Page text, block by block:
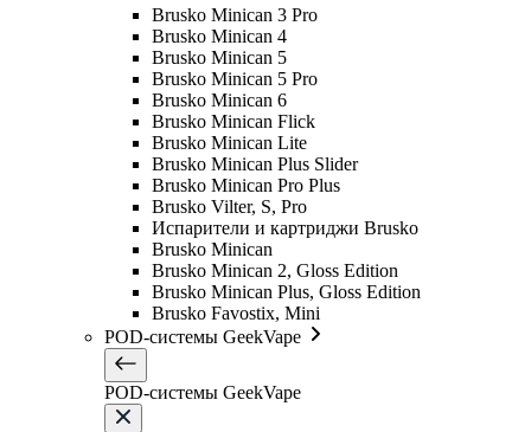
Brusko Minican 3 Pro
Brusko Minican 4
Brusko Minican 5
Brusko Minican 5 Pro
Brusko Minican 6
Brusko Minican Flick
Brusko Minican Lite
Brusko Minican Plus Slider
Brusko Minican Pro Plus
Brusko Vilter, S, Pro
Испарители и картриджи Brusko
Brusko Minican
Brusko Minican 2, Gloss Edition
Brusko Minican Plus, Gloss Edition
Brusko Favostix, Mini
POD-системы GeekVape
POD-системы GeekVape